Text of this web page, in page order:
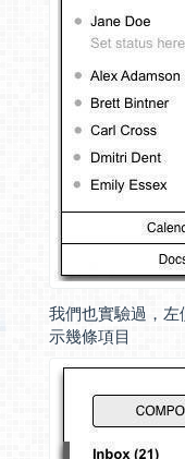
我們也實驗過，
示幾條項目